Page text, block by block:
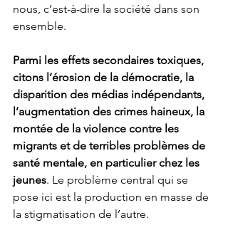
nous, c’est-à-dire la société dans son
ensemble.
Parmi les effets secondaires toxiques,
citons l’érosion de la démocratie, la
disparition des médias indépendants,
l’augmentation des crimes haineux, la
montée de la violence contre les
migrants et de terribles problèmes de
santé mentale, en particulier chez les
jeunes. Le problème central qui se
pose ici est la production en masse de
la stigmatisation de l’autre.